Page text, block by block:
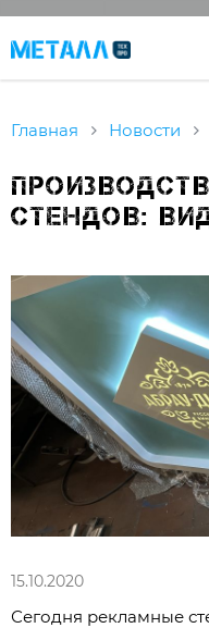
Главная Новости
стендов:
15.10.2020
Сегодня рекламные